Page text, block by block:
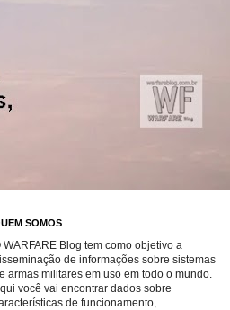
SOMOS
WARFARE Blog tem como objetivo a
de informações sobre sistemas
armas militares em uso em todo o mundo.
você vai encontrar dados sobre
de funcionamento,